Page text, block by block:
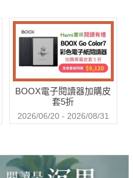
於香港機場獲得馬雲先生(阿里
業致勝的關鍵，從此翻轉命
人不多，能實現夢想的人更
夢想，但為何最後能靠創業實
要想創業成功不能只憑滿腔熱
將自已的創業經歷及職場經
10個關鍵思維，讓創業成功不
的16型人職場指南
BOOX電子閱讀器加購皮
套5折
2026/06/20 - 2026/08/31